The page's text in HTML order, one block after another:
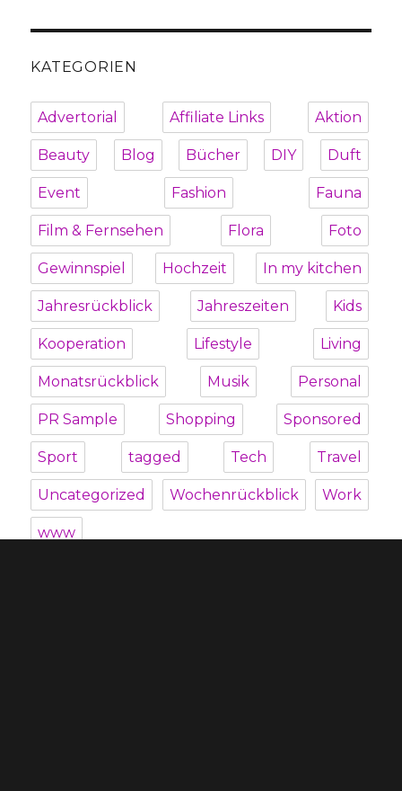
KATEGORIEN
Advertorial Affiliate Links Aktion
Beauty Blog Bücher DIY Duft
Event Fashion Fauna
Film & Fernsehen Flora Foto
Gewinnspiel Hochzeit In my kitchen
Jahresrückblick Jahreszeiten Kids
Kooperation Lifestyle Living
Monatsrückblick Musik Personal
PR Sample Shopping Sponsored
Sport tagged Tech Travel
Uncategorized Wochenrückblick Work
www